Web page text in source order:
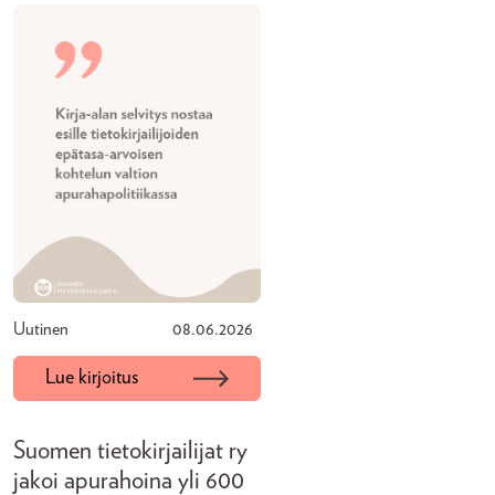
Uutinen 08.06.2026
Lue kirjoitus
Suomen tietokirjailijat ry
jakoi apurahoina yli 600